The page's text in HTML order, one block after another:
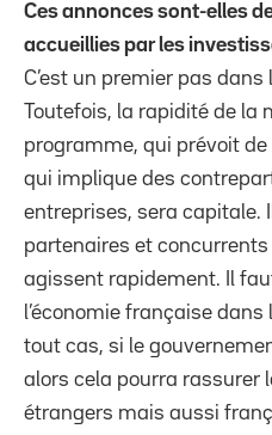
Ces annonces sont-elles
accueillies par les
C’est un premier pas
Toutefois, la rapidité de
programme, qui prévoit
qui implique des
entreprises, sera capitale.
partenaires et concurrents
agissent rapidement. Il
l’économie française
tout cas, si le
alors cela pourra rassurer
étrangers mais aussi